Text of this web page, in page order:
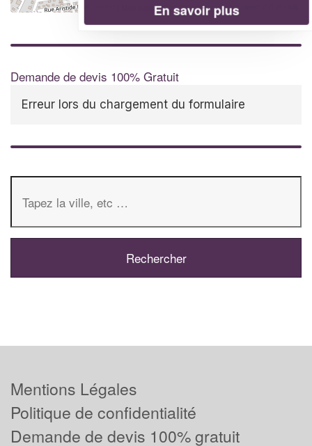
| Map data ©OpenStreetMap contributors,
Demande de devis 100% Gratuit
Erreur lors du chargement du formulaire
En savoir plus
Mentions Légales
Politique de confidentialité
Demande de devis 100% gratuit